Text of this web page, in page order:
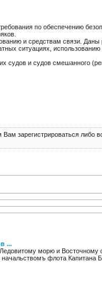
по обеспечению
и средствам связи. Даны
ситуациях, использованию
судов и судов смешанного
зарегистрироваться либо
...
морю и Восточному
флота Капитана